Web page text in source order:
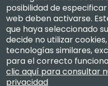
Mi Cuenta
Contacto
posibilidad de
web deben activarse.
que haya seleccionado
decide no utilizar
tecnologías similares,
para el correcto
clic aquí para consultar
privacidad